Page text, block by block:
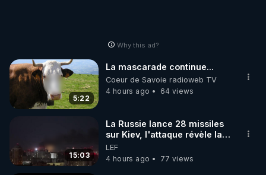
Why this ad?
5:22
La mascarade continue...
Coeur de Savoie radioweb TV
4 hours ago
64 views
15:03
La Russie lance 28 missiles
sur Kiev, l'attaque révèle la
faiblesse de Kiev
LEF
4 hours ago
77 views